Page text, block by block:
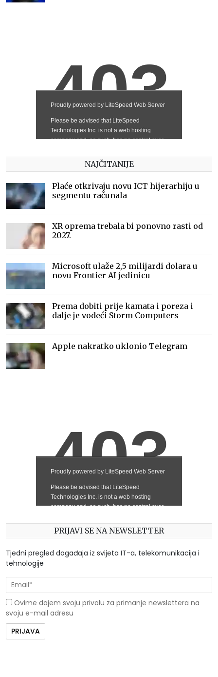
NAJČITANIJE
Plaće otkrivaju novu ICT hijerarhiju u
segmentu računala
XR oprema trebala bi ponovno rasti od
2027.
Microsoft ulaže 2,5 milijardi dolara u
novu Frontier AI jedinicu
Prema dobiti prije kamata i poreza i
dalje je vodeći Storm Computers
Apple nakratko uklonio Telegram
PRIJAVI SE NA NEWSLETTER
Tjedni pregled događaja iz svijeta IT-a, telekomunikacija i
tehnologije
Ovime dajem svoju privolu za primanje newslettera na
svoju e-mail adresu